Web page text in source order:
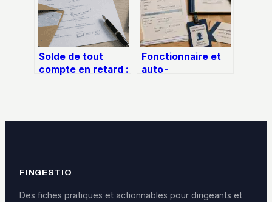
Solde de tout
compte en retard :
documents
Fonctionnaire et
auto-
limites du cumul
FINGESTIO
Des fiches pratiques et actionnables pour dirigeants et